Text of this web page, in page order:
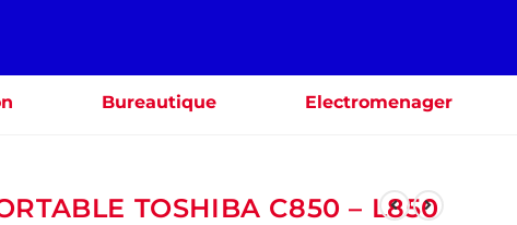
Bureautique Electromenager
TOSHIBA C850 – L850